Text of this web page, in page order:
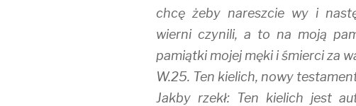
chcę żeby nareszcie wy i
wierni czynili, a to na moją
pamiątki mojej męki i śmierci za
W.25. Ten kielich, nowy
Jakby rzekł: Ten kielich jest